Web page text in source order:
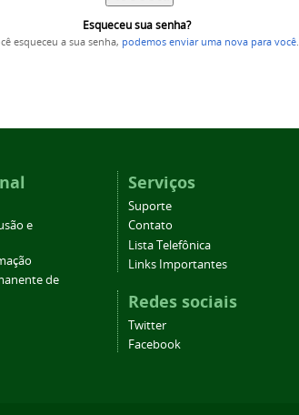
Esqueceu sua senha?
esqueceu a sua senha, podemos enviar uma nova para você.
e
de
Serviços
Suporte
Contato
Lista Telefônica
Links Importantes
Redes sociais
Twitter
Facebook